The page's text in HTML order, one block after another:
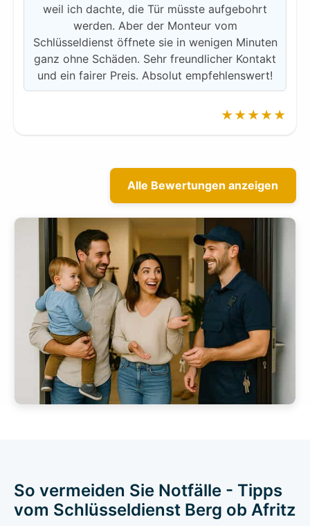
weil ich dachte, die Tür müsste aufgebohrt
werden. Aber der Monteur vom
Schlüsseldienst öffnete sie in wenigen Minuten
ganz ohne Schäden. Sehr freundlicher Kontakt
und ein fairer Preis. Absolut empfehlenswert!
★★★★★
Alle Bewertungen anzeigen
So vermeiden Sie Notfälle - Tipps
vom Schlüsseldienst Berg ob Afritz